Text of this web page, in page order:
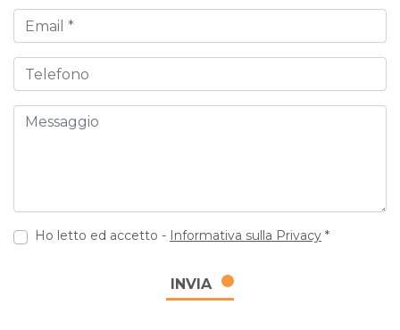
Email
Telefono
Messaggio
Ho letto ed accetto - Informativa sulla Privacy *
INVIA